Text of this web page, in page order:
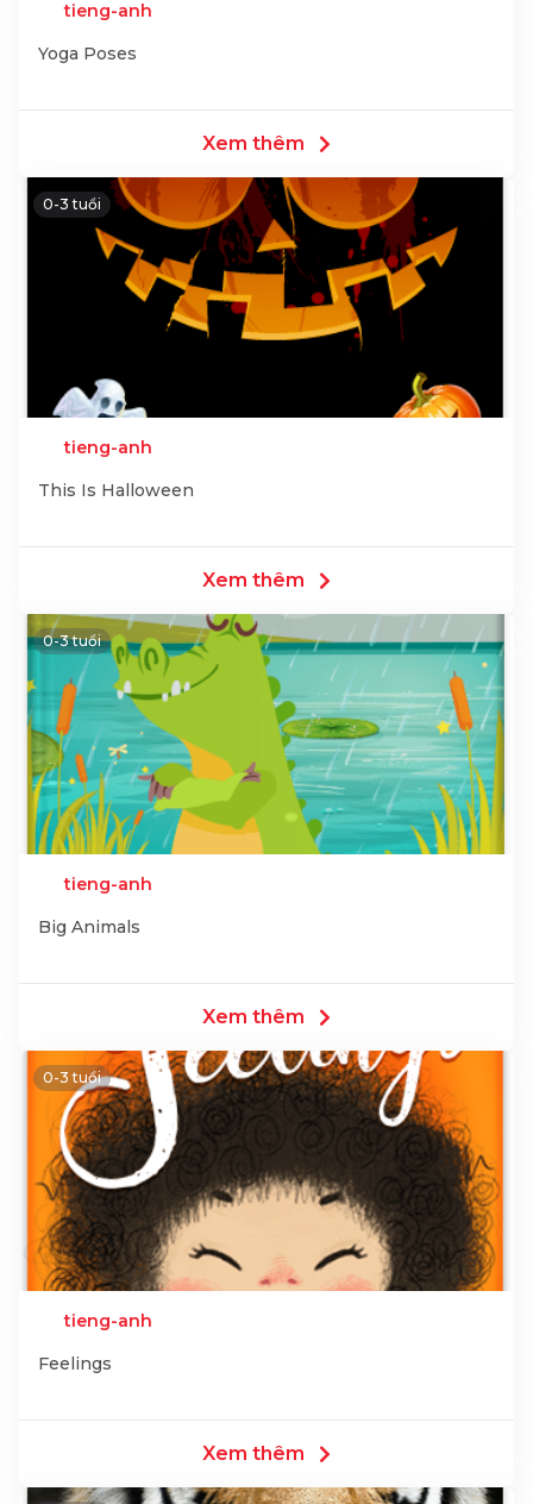
tieng-anh
Yoga Poses
Xem thêm
0-3 tuổi
tieng-anh
This Is Halloween
Xem thêm
0-3 tuổi
tieng-anh
Big Animals
Xem thêm
0-3 tuổi
tieng-anh
Feelings
Xem thêm